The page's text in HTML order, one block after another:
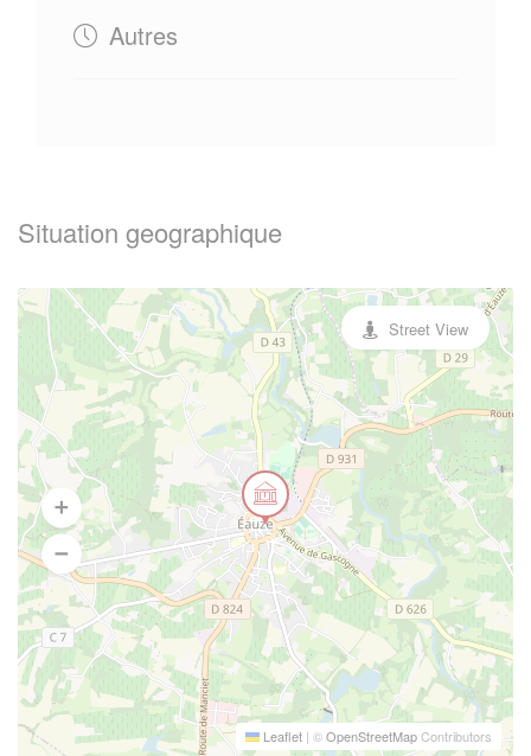
Autres
Situation geographique
Leaflet | ©OpenStreetMapContributors
Street View